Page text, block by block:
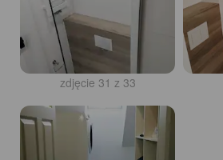
zdjęcie 31 z 33